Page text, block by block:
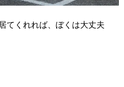
てくれれば、ぼくは大丈夫